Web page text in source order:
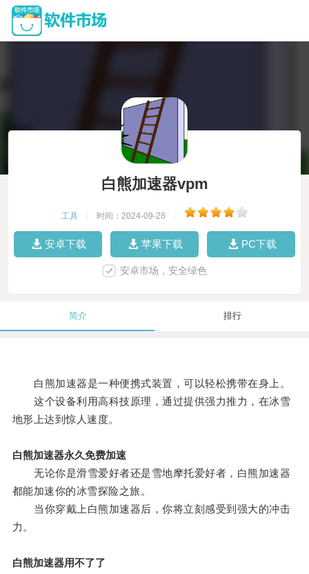
白熊加速器vpm
工具 时间：2024-09-28
安卓下载 苹果下载 PC下载
安卓市场，安全绿色
简介 排行
白熊加速器是一种便携式装置，可以轻松携带在身上。
这个设备利用高科技原理，通过提供强力推力，在冰雪
地形上达到惊人速度。
白熊加速器永久免费加速
无论你是滑雪爱好者还是雪地摩托爱好者，白熊加速器
都能加速你的冰雪探险之旅。
当你穿戴上白熊加速器后，你将立刻感受到强大的冲击
力。
白熊加速器用不了了